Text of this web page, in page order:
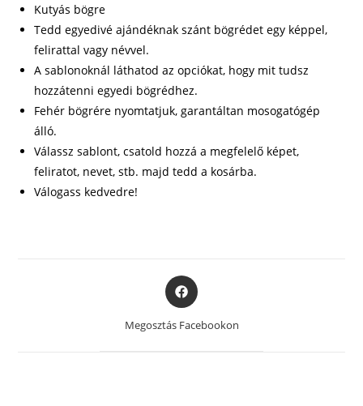
Kutyás bögre
Tedd egyedivé ajándéknak szánt bögrédet egy képpel,
felirattal vagy névvel.
A sablonoknál láthatod az opciókat, hogy mit tudsz
hozzátenni egyedi bögrédhez.
Fehér bögrére nyomtatjuk, garantáltan mosogatógép
álló.
Válassz sablont, csatold hozzá a megfelelő képet,
feliratot, nevet, stb. majd tedd a kosárba.
Válogass kedvedre!
Opens
in
a
new
Megosztás Facebookon